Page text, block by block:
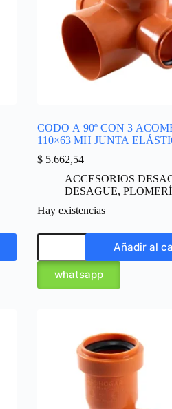
CODO A 90º CON 3
110×63 MH JUNTA
$5.662,54
ACCESORIOS
DESAGUE,
Hay existencias
Añadir al
whatsapp